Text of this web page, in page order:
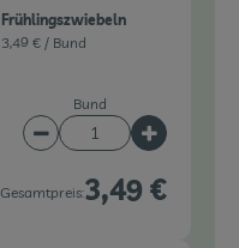
Frühlingszwiebeln
3,49 € / Bund
Bund
Artikelanzahl
Gesamtpreis:3,49 €